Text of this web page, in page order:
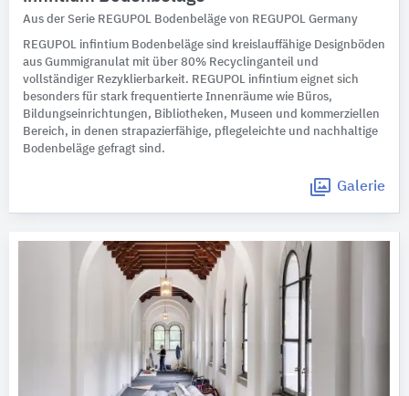
Aus der Serie REGUPOL Bodenbeläge von REGUPOL Germany
REGUPOL infintium Bodenbeläge sind kreislauffähige Designböden
aus Gummigranulat mit über 80% Recyclinganteil und
vollständiger Rezyklierbarkeit. REGUPOL infintium eignet sich
besonders für stark frequentierte Innenräume wie Büros,
Bildungseinrichtungen, Bibliotheken, Museen und kommerziellen
Bereich, in denen strapazierfähige, pflegeleichte und nachhaltige
Bodenbeläge gefragt sind.
Galerie